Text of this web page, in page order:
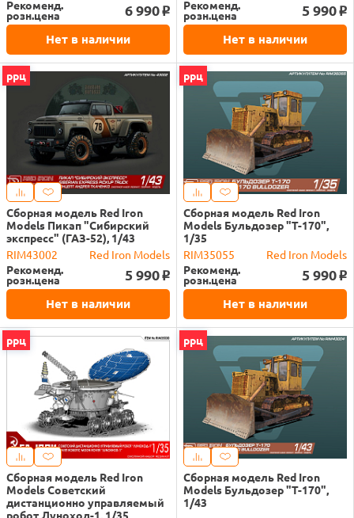
Рекоменд.
розн.цена 6 990 o
Нет в наличии
Рекоменд.
розн.цена 5 990 o
Нет в наличии
ррц
Сборная модель Red Iron
Models Пикап "Сибирский
экспресс" (ГАЗ-52), 1/43
RIM43002
Red Iron Models
Рекоменд.
розн.цена 5 990 o
Нет в наличии
ррц
Сборная модель Red Iron
Models Бульдозер "Т-170",
1/35
RIM35055
Red Iron Models
Рекоменд.
розн.цена 5 990 o
Нет в наличии
ррц
Сборная модель Red Iron
Models Советский
дистанционно управляемый
робот Луноход-1, 1/35
ррц
Сборная модель Red Iron
Models Бульдозер "Т-170",
1/43